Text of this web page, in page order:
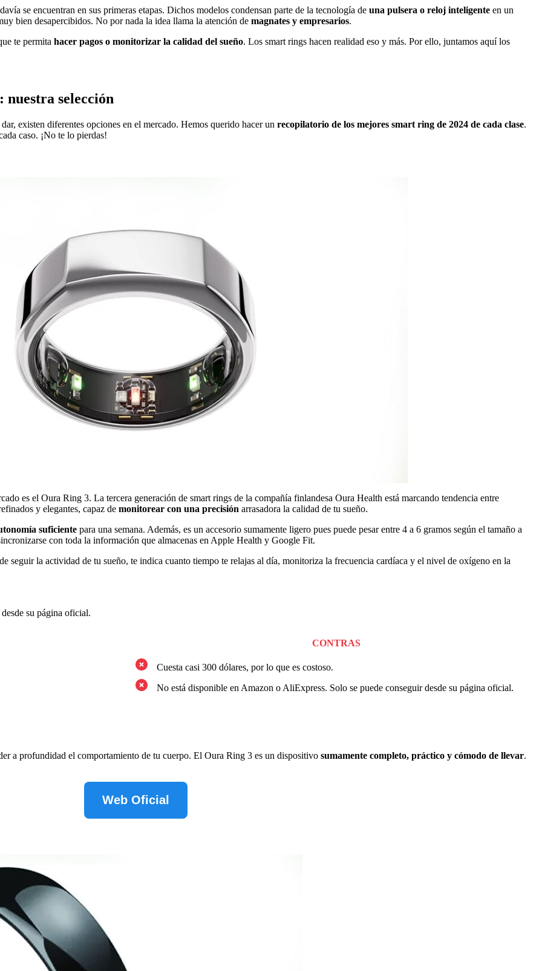
se encuentran en sus primeras etapas. Dichos modelos condensan parte de la tecnología de una pulsera o reloj inteligente en un
bien desapercibidos. No por nada la idea llama la atención de magnates y empresarios.
te permita hacer pagos o monitorizar la calidad del sueño. Los smart rings hacen realidad eso y más. Por ello, juntamos aquí los
nuestra selección
existen diferentes opciones en el mercado. Hemos querido hacer un recopilatorio de los mejores smart ring de 2024 de cada clase.
caso. ¡No te lo pierdas!
es el Oura Ring 3. La tercera generación de smart rings de la compañía finlandesa Oura Health está marcando tendencia entre
y elegantes, capaz de monitorear con una precisión arrasadora la calidad de tu sueño.
suficiente para una semana. Además, es un accesorio sumamente ligero pues puede pesar entre 4 a 6 gramos según el tamaño a
con toda la información que almacenas en Apple Health y Google Fit.
seguir la actividad de tu sueño, te indica cuanto tiempo te relajas al día, monitoriza la frecuencia cardíaca y el nivel de oxígeno en la
su página oficial.
CONTRAS
Cuesta casi 300 dólares, por lo que es costoso.
No está disponible en Amazon o AliExpress. Solo se puede conseguir desde su página oficial.
a profundidad el comportamiento de tu cuerpo. El Oura Ring 3 es un dispositivo sumamente completo, práctico y cómodo de llevar.
Web Oficial